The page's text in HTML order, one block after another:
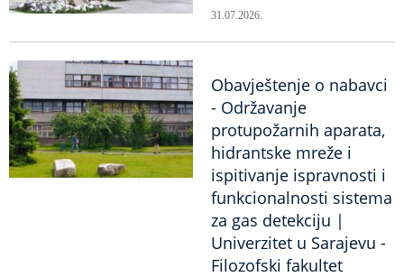
31.07.2026.
Obavještenje o nabavci
- Održavanje
protupožarnih aparata,
hidrantske mreže i
ispitivanje ispravnosti i
funkcionalnosti sistema
za gas detekciju |
Univerzitet u Sarajevu -
Filozofski fakultet